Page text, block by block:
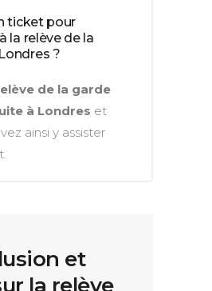
ticket pour
la relève de la
?
de la garde
à Londres et
ainsi y assister
et
la relève